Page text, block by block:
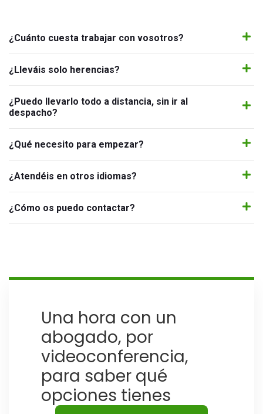
¿Cuánto cuesta trabajar con vosotros?
¿Lleváis solo herencias?
¿Puedo llevarlo todo a distancia, sin ir al
despacho?
¿Qué necesito para empezar?
¿Atendéis en otros idiomas?
¿Cómo os puedo contactar?
Una hora con un
abogado, por
videoconferencia,
para saber qué
opciones tienes